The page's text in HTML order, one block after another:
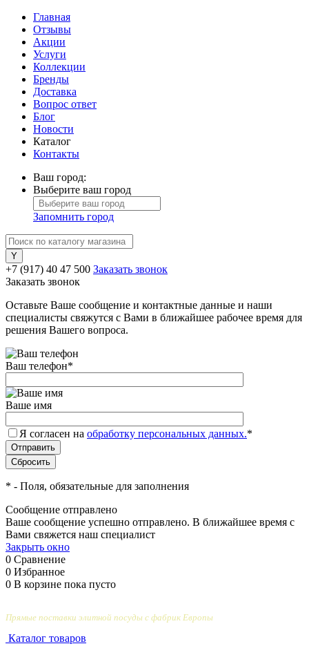
Главная
Отзывы
Акции
Услуги
Коллекции
Бренды
Доставка
Вопрос ответ
Блог
Новости
Каталог
Контакты
Ваш город:
Выберите ваш город
Запомнить город
+7 (917) 40 47 500 Заказать звонок
Заказать звонок
Оставьте Ваше сообщение и контактные данные и наши
специалисты свяжутся с Вами в ближайшее рабочее время для
решения Вашего вопроса.
Ваш телефон*
Ваше имя
Я согласен на обработку персональных данных.*
* - Поля, обязательные для заполнения
Сообщение отправлено
Ваше сообщение успешно отправлено. В ближайшее время с
Вами свяжется наш специалист
Закрыть окно
0 Сравнение
0 Избранное
0 В корзине пока пусто
Прямые поставки элитной посуды с фабрик Европы
Каталог товаров